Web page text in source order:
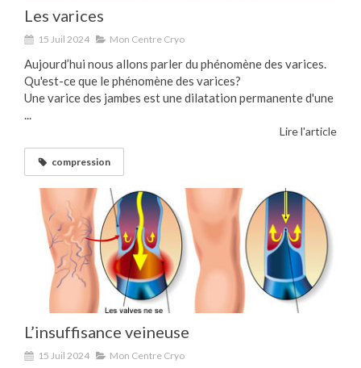
Les varices
15 Juil 2024 Mon Centre Cryo
Aujourd’hui nous allons parler du phénomène des varices.
Qu'est-ce que le phénomène des varices?
Une varice des jambes est une dilatation permanente d'une
Lire l'article
compression
L’insuffisance veineuse
15 Juil 2024 Mon Centre Cryo